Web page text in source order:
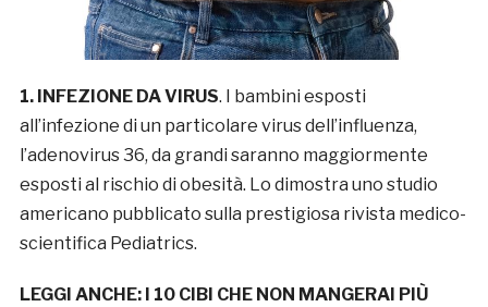
1. INFEZIONE DA VIRUS. I bambini esposti
all’infezione di un particolare virus dell’influenza,
l’adenovirus 36, da grandi saranno maggiormente
esposti al rischio di obesità. Lo dimostra uno studio
americano pubblicato sulla prestigiosa rivista medico-
scientifica Pediatrics.
LEGGI ANCHE: I 10 CIBI CHE NON MANGERAI PIÙ